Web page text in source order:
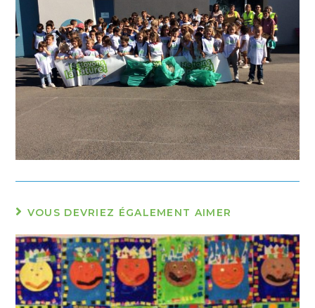
VOUS DEVRIEZ ÉGALEMENT AIMER